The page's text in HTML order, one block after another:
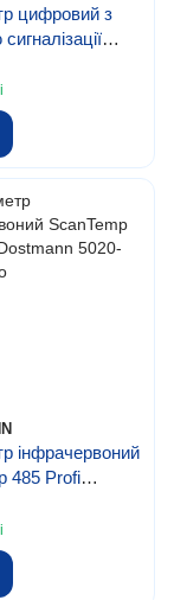
цифровий з
Dostmann
інфрачервоний
485 Profi